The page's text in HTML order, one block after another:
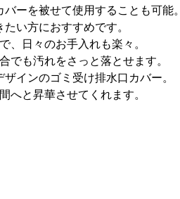
ーを被せて使用することも可能。
い方におすすめです。
、日々のお手入れも楽々。
でも汚れをさっと落とせます。
インのゴミ受け排水口カバー。
へと昇華させてくれます。